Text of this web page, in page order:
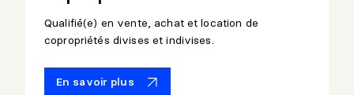
Qualifié(e) en vente, achat et location de
copropriétés divises et indivises.
En savoir plus